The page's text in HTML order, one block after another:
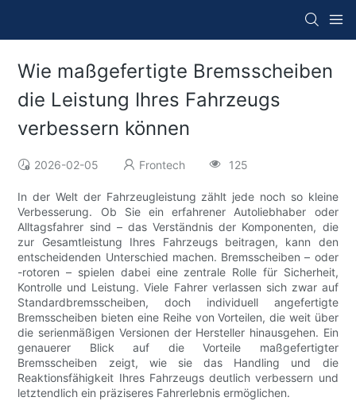
Wie maßgefertigte Bremsscheiben
die Leistung Ihres Fahrzeugs
verbessern können
2026-02-05 Frontech 125
In der Welt der Fahrzeugleistung zählt jede noch so kleine
Verbesserung. Ob Sie ein erfahrener Autoliebhaber oder
Alltagsfahrer sind – das Verständnis der Komponenten, die
zur Gesamtleistung Ihres Fahrzeugs beitragen, kann den
entscheidenden Unterschied machen. Bremsscheiben – oder
-rotoren – spielen dabei eine zentrale Rolle für Sicherheit,
Kontrolle und Leistung. Viele Fahrer verlassen sich zwar auf
Standardbremsscheiben, doch individuell angefertigte
Bremsscheiben bieten eine Reihe von Vorteilen, die weit über
die serienmäßigen Versionen der Hersteller hinausgehen. Ein
genauerer Blick auf die Vorteile maßgefertigter
Bremsscheiben zeigt, wie sie das Handling und die
Reaktionsfähigkeit Ihres Fahrzeugs deutlich verbessern und
letztendlich ein präziseres Fahrerlebnis ermöglichen.